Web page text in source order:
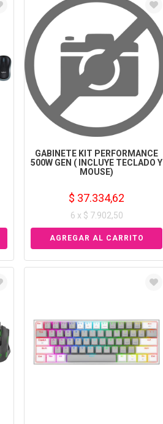
GABINETE KIT PERFORMANCE
500W GEN ( INCLUYE TECLADO Y
MOUSE)
$ 37.334,62
6 x $ 7.902,50